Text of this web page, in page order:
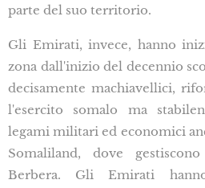
parte del suo territorio.
Gli Emirati, invece, hanno
zona dall'inizio del decennio
decisamente machiavellici,
l'esercito somalo ma
legami militari ed economici
Somaliland, dove
Berbera. Gli Emirati